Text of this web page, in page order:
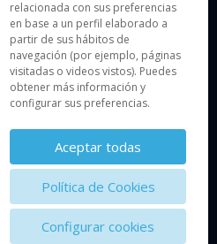
y se aplican la
de Privacidad
Enviar
relacionada con sus preferencias
en base a un perfil elaborado a
partir de sus hábitos de
navegación (por ejemplo, páginas
visitadas o videos vistos). Puedes
obtener más información y
configurar sus preferencias.
Aceptar todas
Política de Cookies
Configurar cookies